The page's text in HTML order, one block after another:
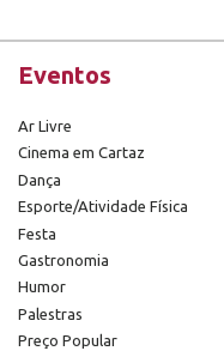
Eventos
Ar Livre
Cinema em Cartaz
Dança
Esporte/Atividade Física
Festa
Gastronomia
Humor
Palestras
Preço Popular